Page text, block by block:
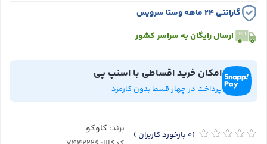
گارانتی ۲۴ ماهه وستا سرویس
ارسال رایگان به سراسر کشور
امکان خرید اقساطی با اسنپ پی
پرداخت در چهار قسط بدون کارمزد
(0 بازخورد کاربران ) برند: کاوکو